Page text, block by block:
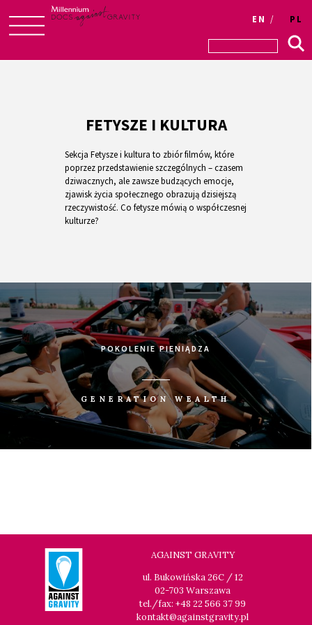
to
EN PL
FETYSZE I KULTURA
Sekcja Fetysze i kultura to zbiór filmów, które
poprzez przedstawienie szczególnych – czasem
dziwacznych, ale zawsze budzących emocje,
zjawisk życia społecznego obrazują dzisiejszą
rzeczywistość. Co fetysze mówią o współczesnej
kulturze?
POKOLENIE PIENIĄDZA
GENERATION WEALTH
AGAINST GRAVITY
ul. Bukowińska 26C / 12
02-703 Warszawa
tel./fax: +48 22 566 37 99
kontakt@againstgravity.pl